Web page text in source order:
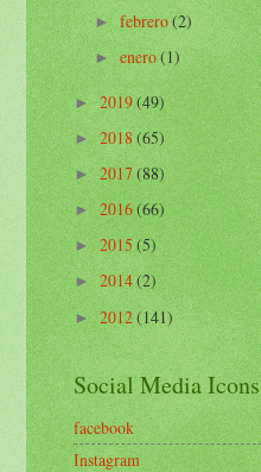
►febrero(2)
►enero(1)
►2019(49)
►2018(65)
►2017(88)
►2016(66)
►2015(5)
►2014(2)
►2012(141)
Social Media Icons
facebook
Instagram